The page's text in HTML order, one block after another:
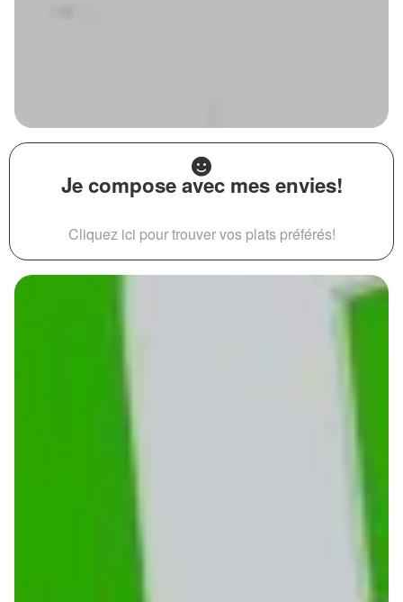
Je compose avec mes envies!
Cliquez ici pour trouver vos plats préférés!